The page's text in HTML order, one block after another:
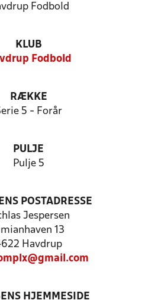
Fodbold
KLUB
Fodbold
RÆKKE
5 - Forår
PULJE
Pulje 5
POSTADRESSE
Jespersen
13
Havdrup
HJEMMESIDE